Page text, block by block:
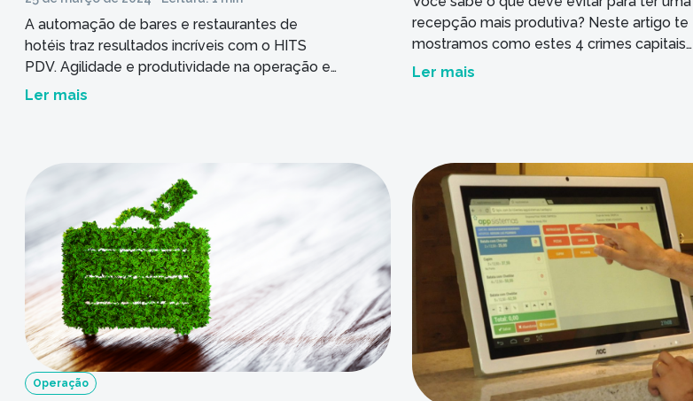
A automação de bares e restaurantes de
hotéis traz resultados incríveis com o HITS
PDV. Agilidade e produtividade na operação e
controle na gestão, sem contar na melhora de
Ler mais
recepção mais produtiva? Neste artigo te
mostramos como estes 4 crimes capitais
prejudicam o seu hotel e como dar a volta
Ler mais
Operação